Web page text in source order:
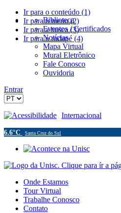
Ir para o conteúdo (1)
Ir para o menu (2)
Ir para a busca (3)
Ir para o rodapé (4)
Biblioteca
Eventos / Certificados
Notícias
Mapa Virtual
Mural Eletrônico
Fale Conosco
Ouvidoria
Entrar
Acessibilidade Internacional
6.6°C Santa Cruz do Sul
Onde Estamos
Tour Virtual
Trabalhe Conosco
Contato